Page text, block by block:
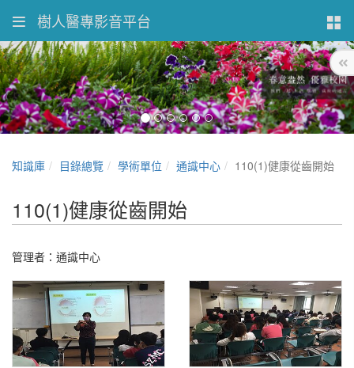
樹人醫專影音平台
知識庫 目錄總覽 學術單位 通識中心 110(1)健康從齒開始
110(1)健康從齒開始
管理者：通識中心